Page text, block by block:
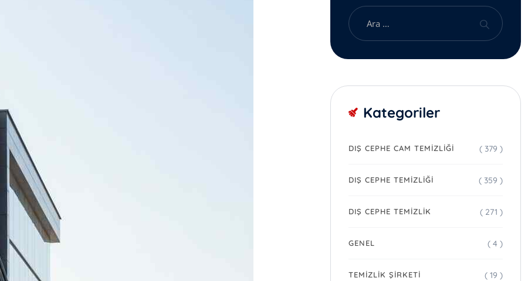
Kategoriler
DIŞ CEPHE CAM TEMIZLIĞI ( 379 )
DIŞ CEPHE TEMIZLIĞI ( 359 )
DIŞ CEPHE TEMIZLIK ( 271 )
GENEL ( 4 )
TEMIZLIK ŞIRKETI ( 19 )